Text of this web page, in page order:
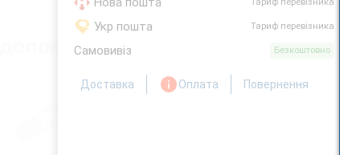
Укр пошта Тариф перевізника
Самовивіз Безкоштовно
Доставка Оплата Повернення